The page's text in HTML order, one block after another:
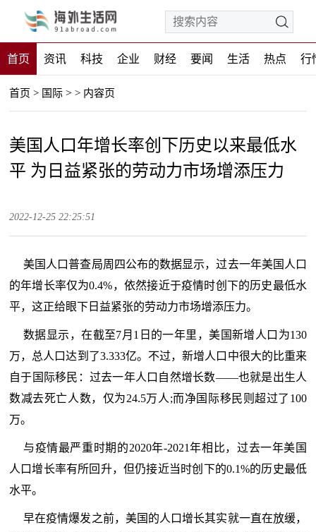
首页 资讯 科技 企业 财经 要闻 生活 热点 行
首页 > 国际 > > 内容页
美国人口年增长率创下历史以来最低水
平 为日益紧张的劳动力市场增添压力
2022-12-25 22:25:51
美国人口普查局周四公布的数据显示，过去一年美国人口
的年增长率仅为0.4%，依然接近于疫情时创下的历史最低水
平，这正给眼下日益紧张的劳动力市场增添压力。
数据显示，在截至7月1日的一年里，美国新增人口为130
万，总人口达到了3.333亿。不过，新增人口中很大的比重来
自于国际移民：过去一年人口自然增长数——也就是出生人
数减去死亡人数，仅为24.5万人;而净国际移民则超过了100
万。
与疫情最严重时期的2020年-2021年相比，过去一年美国
人口增长率有所回升，但仍接近当时创下的0.1%的历史最低
水平。
早在疫情爆发之前，美国的人口增长其实就一直在放缓，